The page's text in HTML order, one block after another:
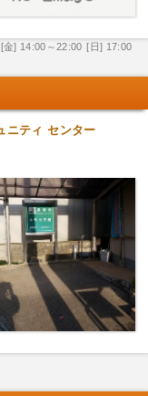
[金] 14:00～22:00 [日] 17:00
ニティ センター